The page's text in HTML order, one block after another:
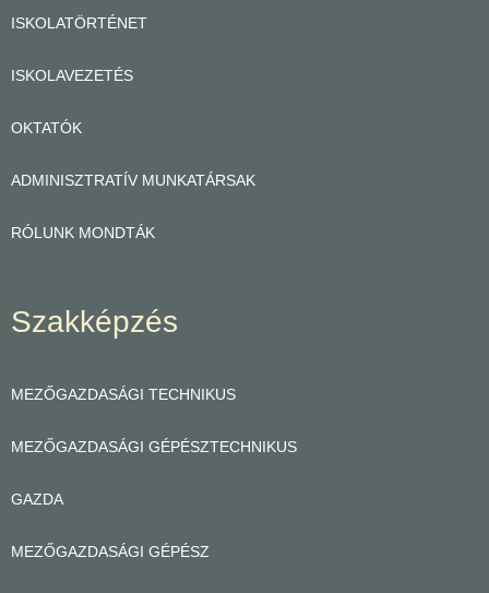
ISKOLATÖRTÉNET
ISKOLAVEZETÉS
OKTATÓK
ADMINISZTRATÍV MUNKATÁRSAK
RÓLUNK MONDTÁK
Szakképzés
MEZŐGAZDASÁGI TECHNIKUS
MEZŐGAZDASÁGI GÉPÉSZTECHNIKUS
GAZDA
MEZŐGAZDASÁGI GÉPÉSZ